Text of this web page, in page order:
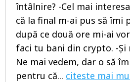
întâlnire? -Cel mai
că la final m-ai pus să îmi
după ce două ore mi-ai
faci tu bani din crypto. -Și
Ne mai vedem, dar o să
pentru că... citeste mai